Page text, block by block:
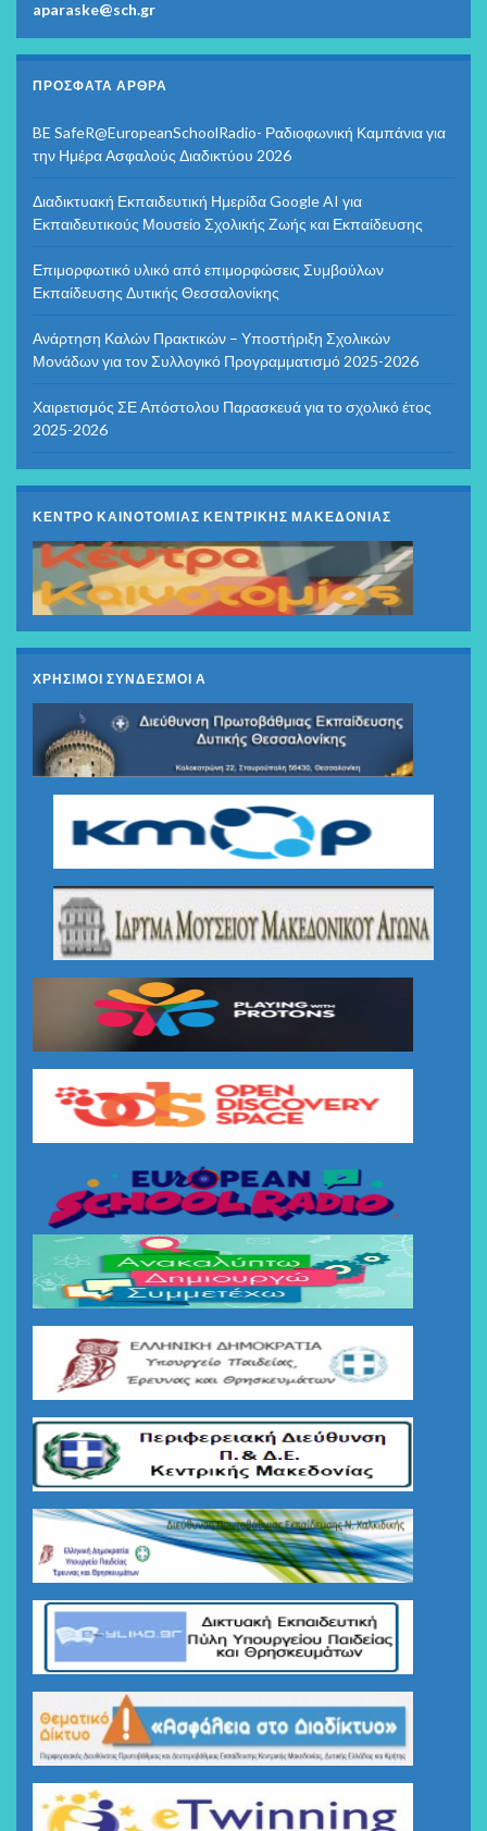
aparaske@sch.gr
ΠΡΌΣΦΑΤΑ ΆΡΘΡΑ
BE SafeR@EuropeanSchoolRadio- Ραδιοφωνική Καμπάνια για
την Ημέρα Ασφαλούς Διαδικτύου 2026
Διαδικτυακή Εκπαιδευτική Ημερίδα Google AI για
Εκπαιδευτικούς Μουσείο Σχολικής Ζωής και Εκπαίδευσης
Επιμορφωτικό υλικό από επιμορφώσεις Συμβούλων
Εκπαίδευσης Δυτικής Θεσσαλονίκης
Ανάρτηση Καλών Πρακτικών – Υποστήριξη Σχολικών
Μονάδων για τον Συλλογικό Προγραμματισμό 2025-2026
Χαιρετισμός ΣΕ Απόστολου Παρασκευά για το σχολικό έτος
2025-2026
ΚΕΝΤΡΟ ΚΑΙΝΟΤΟΜΙΑΣ ΚΕΝΤΡΙΚΗΣ ΜΑΚΕΔΟΝΙΑΣ
ΧΡΗΣΙΜΟΙ ΣΥΝΔΕΣΜΟΙ Α